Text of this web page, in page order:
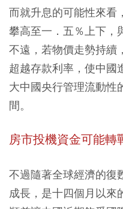
而就升息的可能性來看
攀高至一．五％上下，
不遠，若物價走勢持
超越存款利率，使中國
大中國央行管理流動性
間。
房市投機資金可能轉
不過隨著全球經濟的復
成長，是十四個月以來